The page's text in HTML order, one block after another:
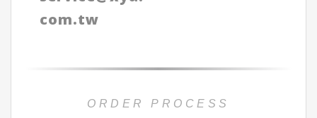
com.tw
ORDER PROCESS